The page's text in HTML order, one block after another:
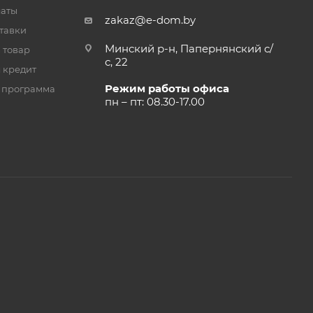
товар
кредит
программа
zakaz@e-dom.by
Минский р-н, Папернянский с/
с, 22
Режим работы офиса
пн – пт: 08.30-17.00